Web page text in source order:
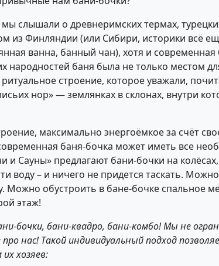
слышали о древнеримских термах,
из Финляндии (или Сибири, историки всё
ванна, банный чан), хотя и современная
народностей баня была не только местом
строение, которое уважали,
нор» — землянках в склонах, внутри
максимально энергоёмкое за счёт
баня-бочка может иметь все
и Сауны» предлагают бани-бочки на
воду – и ничего не придется таскать.
Можно обустроить в бане-бочке спальное
этаж!
бочки, бани-квадро, бани-комбо! Мы не
нас! Такой индивидуальный подход
хозяев: